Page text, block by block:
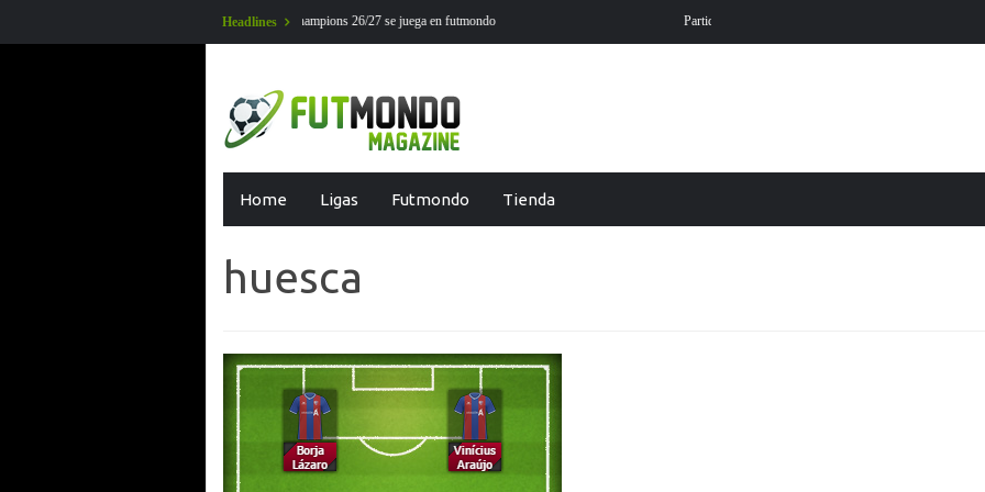
Headlines Partidos aplazados jornada 1 Liga EA Sports en futmondo
Home Ligas Futmondo Tienda
huesca